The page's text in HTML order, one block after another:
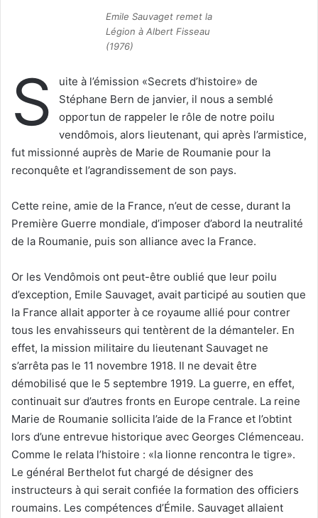
Emile Sauvaget remet la
Légion à Albert Fisseau
(1976)
S
uite à l’émission «Secrets d’histoire» de
Stéphane Bern de janvier, il nous a semblé
opportun de rappeler le rôle de notre poilu
vendômois, alors lieutenant, qui après l’armistice,
fut missionné auprès de Marie de Roumanie pour la
reconquête et l’agrandissement de son pays.
Cette reine, amie de la France, n’eut de cesse, durant la
Première Guerre mondiale, d’imposer d’abord la neutralité
de la Roumanie, puis son alliance avec la France.
Or les Vendômois ont peut-être oublié que leur poilu
d’exception, Emile Sauvaget, avait participé au soutien que
la France allait apporter à ce royaume allié pour contrer
tous les envahisseurs qui tentèrent de la démanteler. En
effet, la mission militaire du lieutenant Sauvaget ne
s’arrêta pas le 11 novembre 1918. Il ne devait être
démobilisé que le 5 septembre 1919. La guerre, en effet,
continuait sur d’autres fronts en Europe centrale. La reine
Marie de Roumanie sollicita l’aide de la France et l’obtint
lors d’une entrevue historique avec Georges Clémenceau.
Comme le relata l’histoire : «la lionne rencontra le tigre».
Le général Berthelot fut chargé de désigner des
instructeurs à qui serait confiée la formation des officiers
roumains. Les compétences d’Émile. Sauvaget allaient